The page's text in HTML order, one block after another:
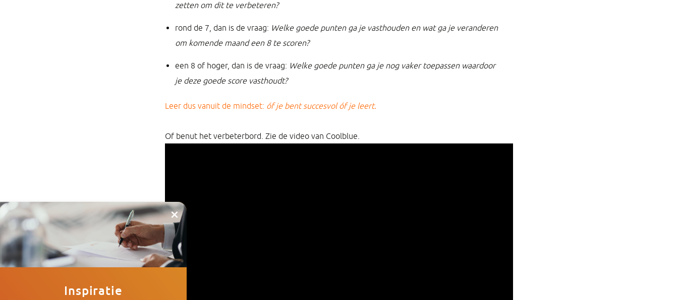
zetten om dit te verbeteren?
rond de 7, dan is de vraag: Welke goede punten ga je vasthouden en wat ga je veranderen
om komende maand een 8 te scoren?
een 8 of hoger, dan is de vraag: Welke goede punten ga je nog vaker toepassen waardoor
je deze goede score vasthoudt?
Leer dus vanuit de mindset: óf je bent succesvol óf je leert.
Of benut het verbeterbord. Zie de video van Coolblue.
×
Inspiratie